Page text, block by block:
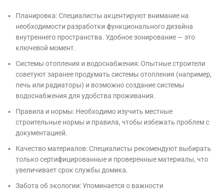
Планировка: Специалисты акцентируют внимание на
необходимости разработки функционального дизайна
внутреннего пространства. Удобное зонирование — это
ключевой момент.
Системы отопления и водоснабжения: Опытные строители
советуют заранее продумать системы отопления (например,
печь или радиаторы) и возможно создание системы
водоснабжения для удобства проживания.
Правила и нормы: Необходимо изучить местные
строительные нормы и правила, чтобы избежать проблем с
документацией.
Качество материалов: Специалисты рекомендуют выбирать
только сертифицированные и проверенные материалы, что
увеличивает срок службы домика.
Забота об экологии: Упоминается о важности